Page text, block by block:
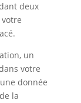
deux
un
votre
donnée
la